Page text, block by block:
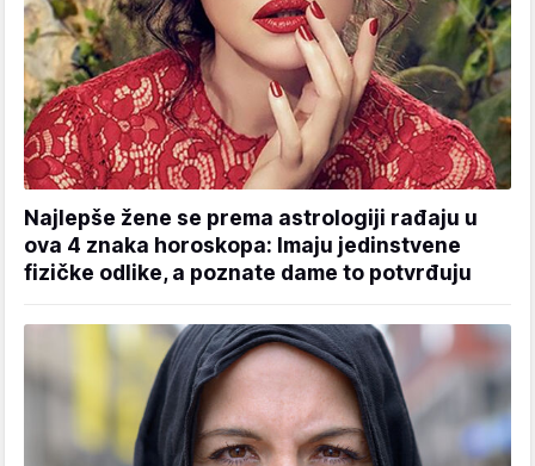
Najlepše žene se prema astrologiji rađaju u
ova 4 znaka horoskopa: Imaju jedinstvene
fizičke odlike, a poznate dame to potvrđuju